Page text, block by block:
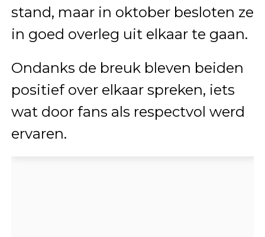
stand, maar in oktober besloten ze
in goed overleg uit elkaar te gaan.
Ondanks de breuk bleven beiden
positief over elkaar spreken, iets
wat door fans als respectvol werd
ervaren.